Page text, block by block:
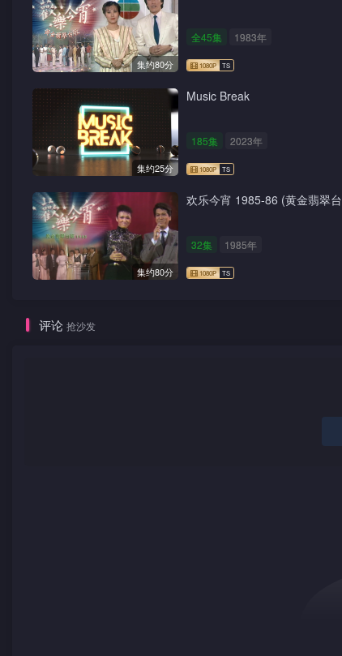
集约80分
全45集 1983年
集约25分
Music Break
185集 2023年
集约80分
欢乐今宵 1985-86 (黄金翡翠
32集 1985年
评论 抢沙发